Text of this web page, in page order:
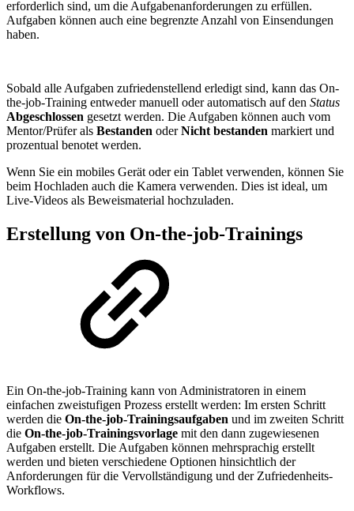
erforderlich sind, um die Aufgabenanforderungen zu erfüllen.
Aufgaben können auch eine begrenzte Anzahl von Einsendungen
haben.
Sobald alle Aufgaben zufriedenstellend erledigt sind, kann das On-
the-job-Training entweder manuell oder automatisch auf den Status
Abgeschlossen gesetzt werden. Die Aufgaben können auch vom
Mentor/Prüfer als Bestanden oderNicht bestanden markiert und
prozentual benotet werden.
Wenn Sie ein mobiles Gerät oder ein Tablet verwenden, können Sie
beim Hochladen auch die Kamera verwenden. Dies ist ideal, um
Live-Videos als Beweismaterial hochzuladen.
Erstellung von On-the-job-Trainings
Ein On-the-job-Training kann von Administratoren in einem
einfachen zweistufigen Prozess erstellt werden: Im ersten Schritt
werden die On-the-job-Trainingsaufgaben und im zweiten Schritt
die On-the-job-Trainingsvorlage mit den dann zugewiesenen
Aufgaben erstellt. Die Aufgaben können mehrsprachig erstellt
werden und bieten verschiedene Optionen hinsichtlich der
Anforderungen für die Vervollständigung und der Zufriedenheits-
Workflows.